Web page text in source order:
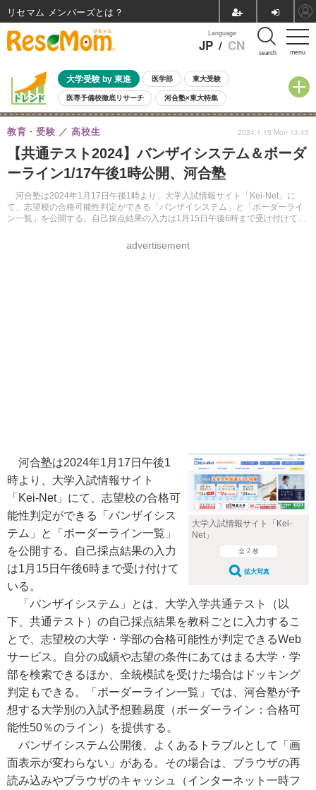
menu
Language
JP / CN search
大学受験 by 東進 医学部 東大受験
医専予備校徹底リサーチ 河合塾×東大特集
親子で考える大学選び 高校受験 中学受験 小学校受験
共通テスト 夏休み
8月開催イベント・WS 全国公立高校 過去問 人気記事
自由研究教材（小学生向け） 自由研究教材（中学生向け）
【共通テスト2024】バンザイシステム＆ボーダ
ーライン1/17午後1時公開、河合塾
河合塾は2024年1月17日午後1時より、大学入試情報サイト「Kei-Net」に
て、志望校の合格可能性判定ができる「バンザイシステム」と「ボーダーライ
ン一覧」を公開する。自己採点結果の入力は1月15日午後6時まで受け付けてい
教育・受験 高校生
advertisement
2024.1.15 Mon 13:45
大学入試情報サイト「Kei-
Net」
全 2 枚
拡大写真
河合塾は2024年1月17日午後1
時より、大学入試情報サイト
「Kei-Net」にて、志望校の合格可
能性判定ができる「バンザイシス
テム」と「ボーダーライン一覧」
を公開する。自己採点結果の入力
は1月15日午後6時まで受け付けて
いる。
「バンザイシステム」とは、大学入学共通テスト（以
下、共通テスト）の自己採点結果を教科ごとに入力するこ
とで、志望校の大学・学部の合格可能性が判定できるWeb
サービス。自分の成績や志望の条件にあてはまる大学・学
部を検索できるほか、全統模試を受けた場合はドッキング
判定もできる。「ボーダーライン一覧」では、河合塾が予
想する大学別の入試予想難易度（ボーダーライン：合格可
能性50％のライン）を提供する。
バンザイシステム公開後、よくあるトラブルとして「画
面表示が変わらない」がある。その場合は、ブラウザの再
読み込みやブラウザのキャッシュ（インターネット一時フ
リセマム メンバーズ